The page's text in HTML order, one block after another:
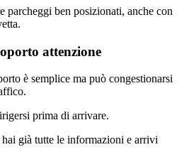
ben posizionati, anche con
attenzione
è semplice ma può congestionarsi
prima di arrivare.
già tutte le informazioni e arrivi